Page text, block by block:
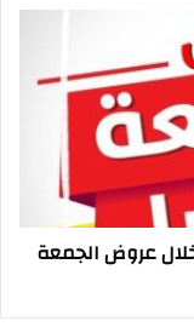
عروض الجمعة